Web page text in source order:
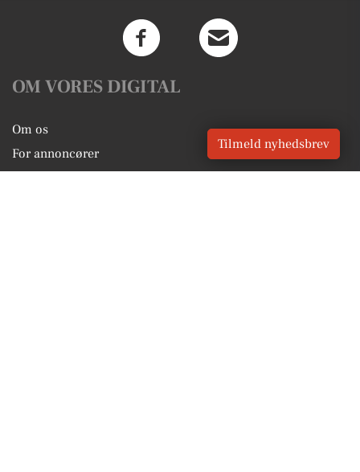
OM VORES DIGITAL
Om os
For annoncører
Tilmeld nyhedsbrev